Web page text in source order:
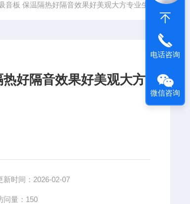
音板 保温隔热好隔音效果好美观大方专业生产
好隔音效果好美观大方
新时间：2026-02-07
问量：150
电话咨询
微信咨询